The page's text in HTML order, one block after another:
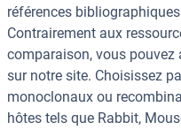
références
Contrairement aux
comparaison, vous pouvez
sur notre site. Choisissez
monoclonaux ou
hôtes tels que Rabbit,